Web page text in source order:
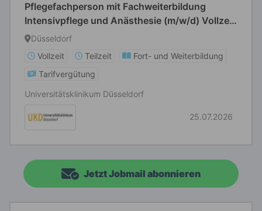
Pflegefachperson mit Fachweiterbildung
Intensivpflege und Anästhesie (m/w/d) Vollzeit
/ Teilzeit
Düsseldorf
Vollzeit
Teilzeit
Fort- und Weiterbildung
Tarifvergütung
Universitätsklinikum Düsseldorf
25.07.2026
Jetzt Jobmail abonnieren